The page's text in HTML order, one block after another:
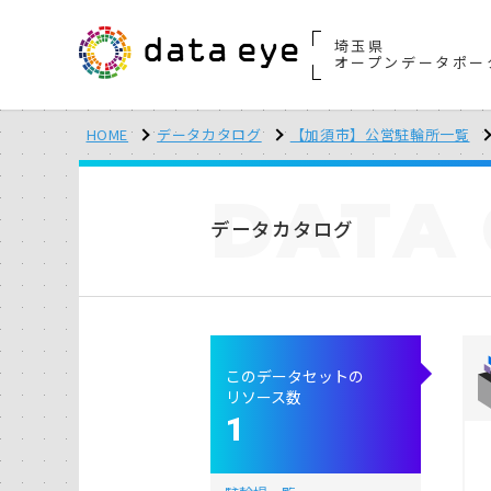
埼玉県
オープンデータポー
HOME データカタログ 【加須市】公営駐輪所一覧
データカタログ
DATA
このデータセットの
リソース数
1